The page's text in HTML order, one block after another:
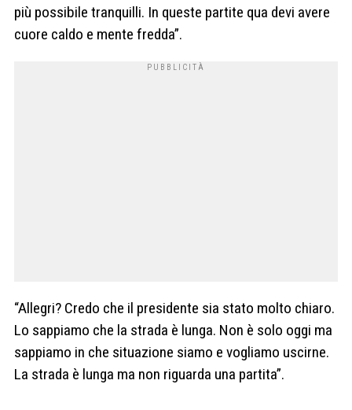
più possibile tranquilli. In queste partite qua devi avere
cuore caldo e mente fredda”.
“Allegri? Credo che il presidente sia stato molto chiaro.
Lo sappiamo che la strada è lunga. Non è solo oggi ma
sappiamo in che situazione siamo e vogliamo uscirne.
La strada è lunga ma non riguarda una partita”.